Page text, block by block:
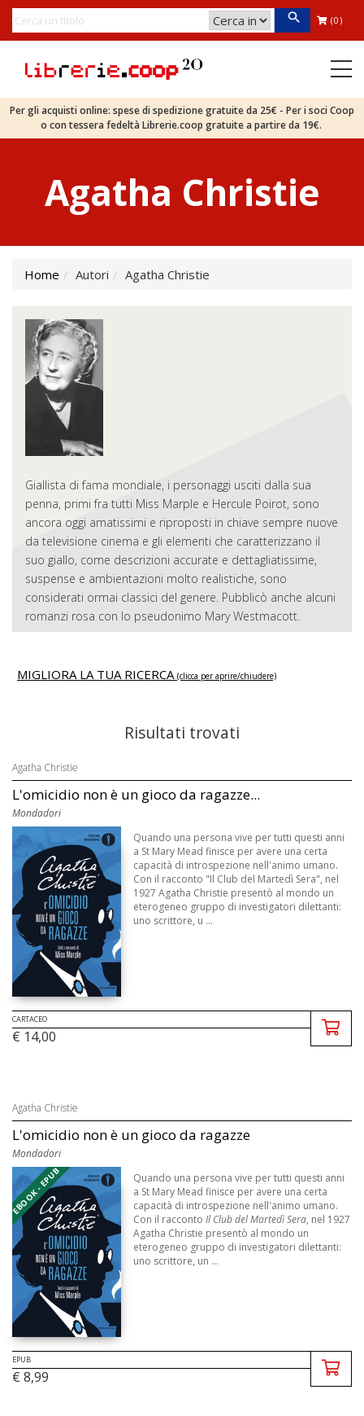
(0)
Per gli acquisti online: spese di spedizione gratuite da 25€ - Per i soci Coop
o con tessera fedeltà Librerie.coop gratuite a partire da 19€.
Agatha Christie
Home Autori Agatha Christie
Giallista di fama mondiale, i personaggi usciti dalla sua
penna, primi fra tutti Miss Marple e Hercule Poirot, sono
ancora oggi amatissimi e riproposti in chiave sempre nuove
da televisione cinema e gli elementi che caratterizzano il
suo giallo, come descrizioni accurate e dettagliatissime,
suspense e ambientazioni molto realistiche, sono
considerati ormai classici del genere. Pubblicò anche alcuni
romanzi rosa con lo pseudonimo Mary Westmacott.
MIGLIORA LA TUA RICERCA (clicca per aprire/chiudere)
Risultati trovati
Agatha Christie
L'omicidio non è un gioco da ragazze...
Mondadori
Quando una persona vive per tutti questi anni
a St Mary Mead finisce per avere una certa
capacità di introspezione nell'animo umano.
Con il racconto "Il Club del Martedì Sera", nel
1927 Agatha Christie presentò al mondo un
eterogeneo gruppo di investigatori dilettanti:
uno scrittore, u ...
CARTACEO
€ 14,00
Agatha Christie
L'omicidio non è un gioco da ragazze
Mondadori
EBOOK - EPUB
Quando una persona vive per tutti questi anni
a St Mary Mead finisce per avere una certa
capacità di introspezione nell'animo umano.
Con il raccontoIl Club del Martedì Sera, nel 1927
Agatha Christie presentò al mondo un
eterogeneo gruppo di investigatori dilettanti:
uno scrittore, un ...
EPUB
€ 8,99